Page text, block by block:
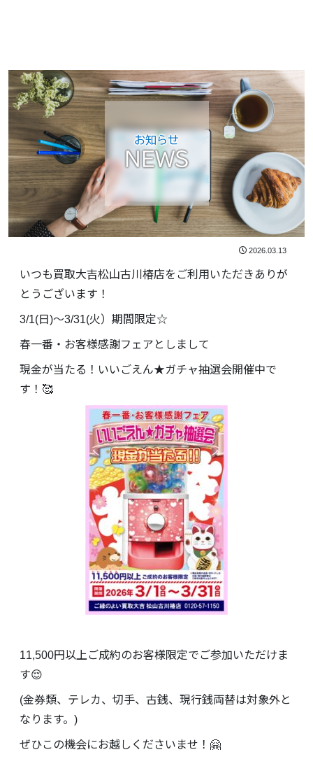
お知らせ
NEWS
2026.03.13
いつも買取大吉松山古川椿店をご利用いただきありが
とうございます！
3/1(日)～3/31(火）期間限定☆
春一番・お客様感謝フェアとしまして
現金が当たる！いいごえん★ガチャ抽選会開催中で
す！🥰
11,500円以上ご成約のお客様限定でご参加いただけま
す😌
(金券類、テレカ、切手、古銭、現行銭両替は対象外と
なります。)
ぜひこの機会にお越しくださいませ！🤗